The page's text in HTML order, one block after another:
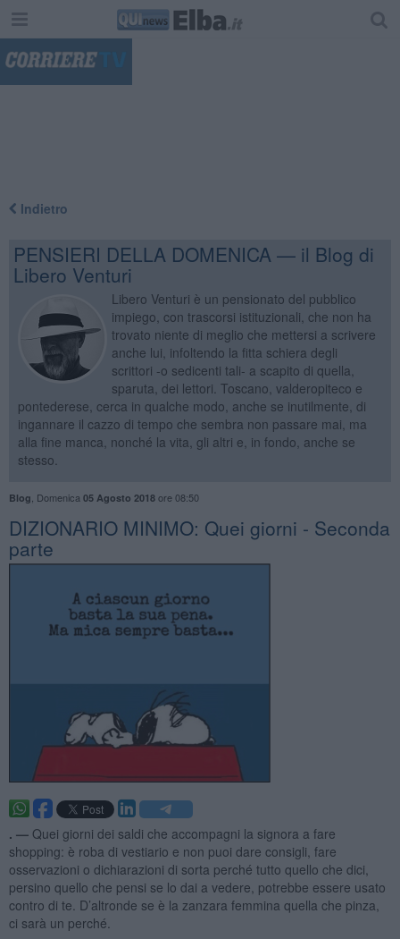
Indietro
PENSIERI DELLA DOMENICA — il Blog di
Libero Venturi
Libero Venturi è un pensionato del pubblico
impiego, con trascorsi istituzionali, che non ha
trovato niente di meglio che mettersi a scrivere
anche lui, infoltendo la fitta schiera degli
scrittori -o sedicenti tali- a scapito di quella,
sparuta, dei lettori. Toscano, valderopiteco e
pontederese, cerca in qualche modo, anche se inutilmente, di
ingannare il cazzo di tempo che sembra non passare mai, ma
alla fine manca, nonché la vita, gli altri e, in fondo, anche se
stesso.
Blog Domenica 05 Agosto 2018ore 08:50
DIZIONARIO MINIMO: Quei giorni - Seconda
parte
. — Quei giorni dei saldi che accompagni la signora a fare
shopping: è roba di vestiario e non puoi dare consigli, fare
osservazioni o dichiarazioni di sorta perché tutto quello che dici,
persino quello che pensi se lo dai a vedere, potrebbe essere usato
contro di te. D’altronde se è la zanzara femmina quella che pinza,
ci sarà un perché.